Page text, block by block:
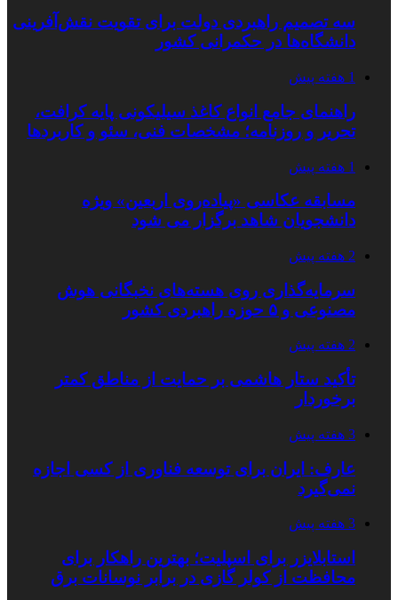
سه تصمیم راهبردی دولت برای تقویت نقش‌آفرینی
دانشگاه‌ها در حکمرانی کشور
1 هفته پیش
راهنمای جامع انواع کاغذ سیلیکونی پایه کرافت،
تحریر و روزنامه؛ مشخصات فنی، سئو و کاربردها
1 هفته پیش
مسابقه عکاسی «پیاده‌روی اربعین» ویژه
دانشجویان شاهد برگزار می شود
2 هفته پیش
سرمایه‌گذاری روی هسته‌های نخبگانی هوش
مصنوعی و ۵ حوزه راهبردی کشور
2 هفته پیش
تأکید ستار هاشمی بر حمایت از مناطق کمتر
برخوردار
3 هفته پیش
عارف: ایران برای توسعه فناوری از کسی اجازه
نمی‌گیرد
3 هفته پیش
استابلایزر برای اسپلیت؛ بهترین راهکار برای
محافظت از کولر گازی در برابر نوسانات برق